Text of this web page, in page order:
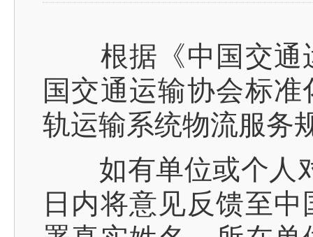
根据《中国交通
国交通运输协会标
轨运输系统物流服务
如有单位或个人对
日内将意见反馈至